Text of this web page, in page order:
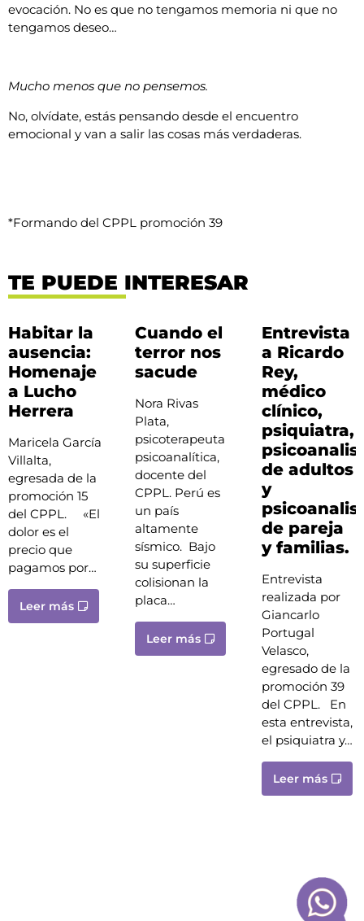
evocación. No es que no tengamos memoria ni que no
tengamos deseo…
Mucho menos que no pensemos.
No, olvídate, estás pensando desde el encuentro
emocional y van a salir las cosas más verdaderas.
*Formando del CPPL promoción 39
TE PUEDE INTERESAR
Habitar la
ausencia:
Homenaje
a Lucho
Herrera
Maricela García
Villalta,
egresada de la
promoción 15
del CPPL. «El
dolor es el
precio que
pagamos por…
Leer más
Cuando el
terror nos
sacude
Nora Rivas
Plata,
psicoterapeuta
psicoanalítica,
docente del
CPPL. Perú es
un país
altamente
sísmico. Bajo
su superficie
colisionan la
placa…
Leer más
Entrevista
a Ricardo
Rey,
médico
clínico,
psiquiatra,
de adultos
y
de pareja
y familias.
Entrevista
realizada por
Giancarlo
Portugal
Velasco,
egresado de la
promoción 39
del CPPL. En
esta entrevista,
el psiquiatra y…
Leer más